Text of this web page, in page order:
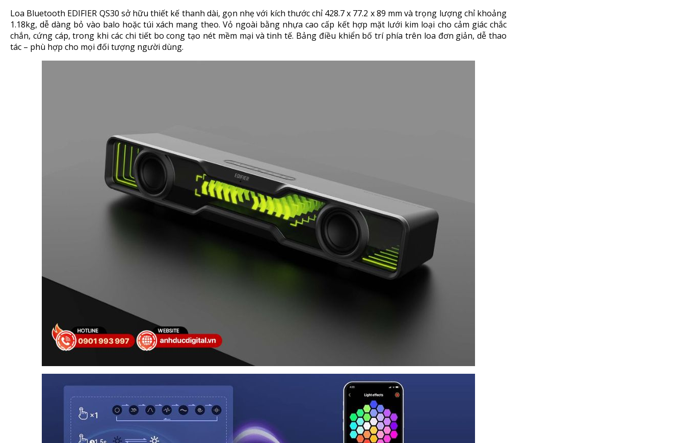
Loa Bluetooth EDIFIER QS30 sở hữu thiết kế thanh dài, gọn nhẹ với kích thước chỉ 428.7 x 77.2 x 89 mm và trọng lượng chỉ khoảng
1.18kg, dễ dàng bỏ vào balo hoặc túi xách mang theo. Vỏ ngoài bằng nhựa cao cấp kết hợp mặt lưới kim loại cho cảm giác chắc
chắn, cứng cáp, trong khi các chi tiết bo cong tạo nét mềm mại và tinh tế. Bảng điều khiển bố trí phía trên loa đơn giản, dễ thao
tác – phù hợp cho mọi đối tượng người dùng.